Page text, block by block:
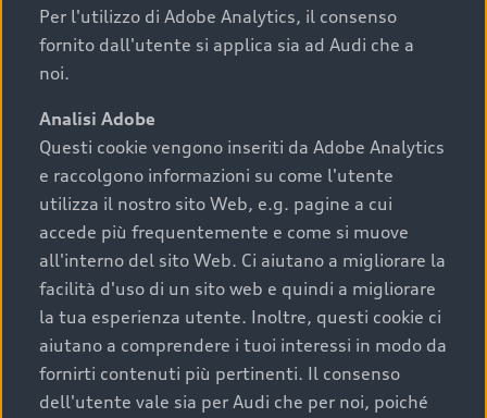
I requisiti fondamentali da considerare prima di
acquistare un’auto usata, oltre al prezzo e all'aspetto,
chilometraggio: un valore contenuto corrisponde a
uno stato migliore del veicolo e a una maggiore
durata nel tempo;
cronologia dei tagliandi: una documentazione
completa della vettura certifica una manutenzione
costante e accurata;
condizioni della carrozzeria e degli interni: una
buona conservazione evidenzia cura e attenzione del
precedente proprietario;
Per l'utilizzo di Adobe Analytics, il consenso
fornito dall'utente si applica sia ad Audi che a
noi.
Analisi Adobe
Questi cookie vengono inseriti da Adobe Analytics
e raccolgono informazioni su come l'utente
utilizza il nostro sito Web, e.g. pagine a cui
accede più frequentemente e come si muove
all'interno del sito Web. Ci aiutano a migliorare la
facilità d'uso di un sito web e quindi a migliorare
la tua esperienza utente. Inoltre, questi cookie ci
aiutano a comprendere i tuoi interessi in modo da
fornirti contenuti più pertinenti. Il consenso
dell'utente vale sia per Audi che per noi, poiché